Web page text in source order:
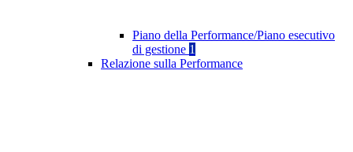
Piano della Performance/Piano esecutivo
di gestione 1
Relazione sulla Performance